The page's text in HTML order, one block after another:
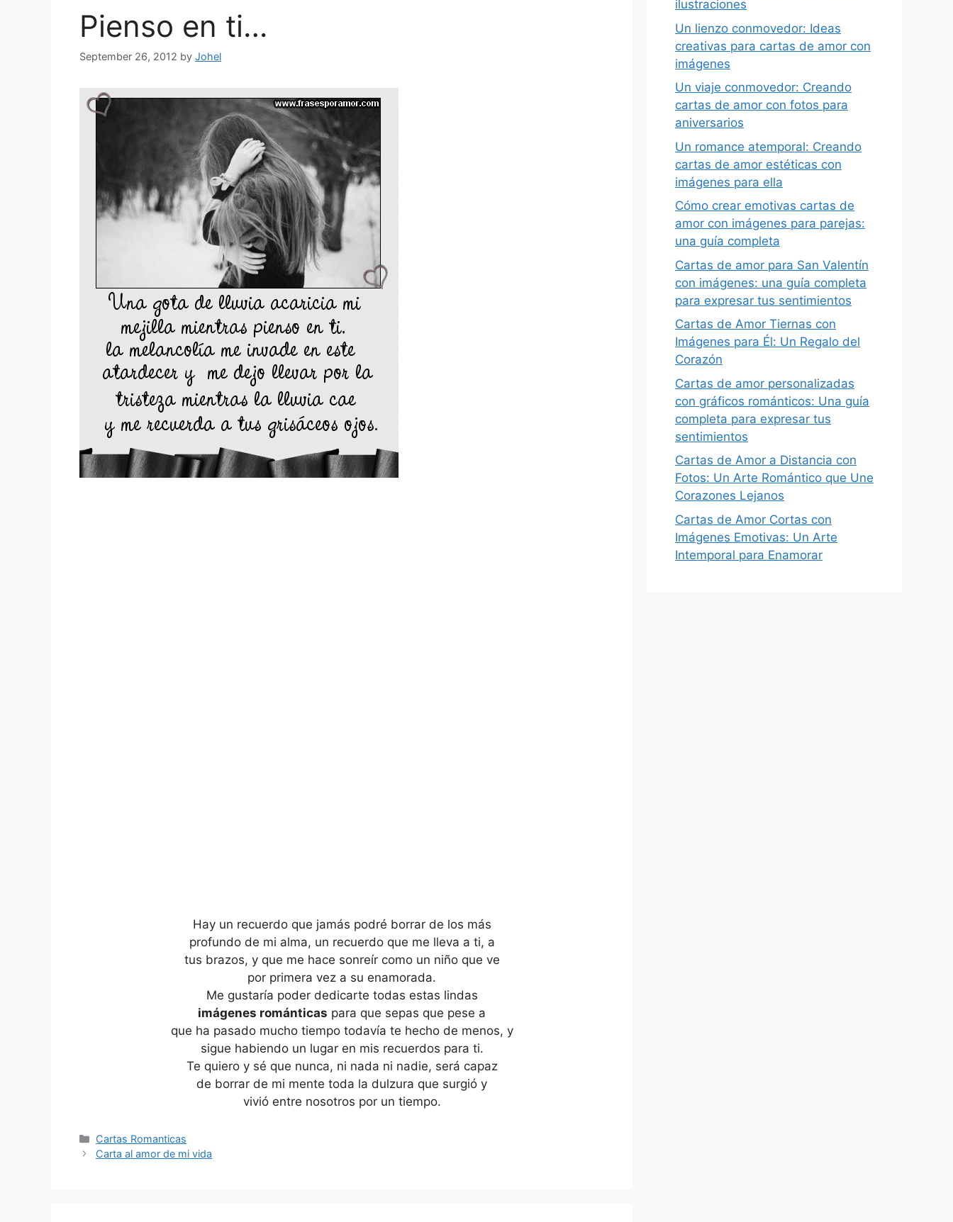
Pienso en ti…
September 26, 2012 by Johel
Hay un recuerdo que jamás podré borrar de los más
profundo de mi alma, un recuerdo que me lleva a ti, a
tus brazos, y que me hace sonreír como un niño que ve
por primera vez a su enamorada.
Me gustaría poder dedicarte todas estas lindas
imágenes románticas para que sepas que pese a
que ha pasado mucho tiempo todavía te hecho de menos, y
sigue habiendo un lugar en mis recuerdos para ti.
Te quiero y sé que nunca, ni nada ni nadie, será capaz
de borrar de mi mente toda la dulzura que surgió y
vivió entre nosotros por un tiempo.
Categories
Cartas Romanticas
Carta al amor de mi vida
ilustraciones
Un lienzo conmovedor: Ideas
creativas para cartas de amor con
imágenes
Un viaje conmovedor: Creando
cartas de amor con fotos para
aniversarios
Un romance atemporal: Creando
cartas de amor estéticas con
imágenes para ella
Cómo crear emotivas cartas de
amor con imágenes para parejas:
una guía completa
Cartas de amor para San Valentín
con imágenes: una guía completa
para expresar tus sentimientos
Cartas de Amor Tiernas con
Imágenes para Él: Un Regalo del
Corazón
Cartas de amor personalizadas
con gráficos románticos: Una guía
completa para expresar tus
sentimientos
Cartas de Amor a Distancia con
Fotos: Un Arte Romántico que Une
Corazones Lejanos
Cartas de Amor Cortas con
Imágenes Emotivas: Un Arte
Intemporal para Enamorar